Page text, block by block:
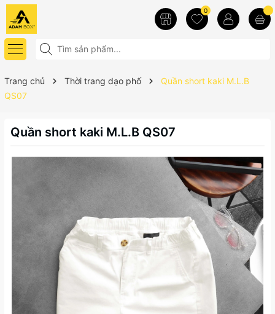
0
Trang chủ Thời trang dạo phố
Quần short kaki M.L.B
QS07
Quần short kaki M.L.B QS07